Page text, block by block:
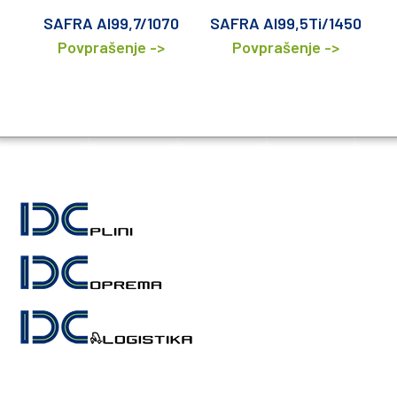
SAFRA Al99,7/1070
Povprašenje ->
SAFRA Al99,5Ti/1450
Povprašenje ->